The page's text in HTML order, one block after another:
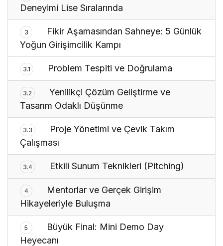
Deneyimi Lise Sıralarında
3
Fikir Aşamasından Sahneye: 5 Günlük
Yoğun Girişimcilik Kampı
3.1 Problem Tespiti ve Doğrulama
3.2
Yenilikçi Çözüm Geliştirme ve
Tasarım Odaklı Düşünme
3.3
Proje Yönetimi ve Çevik Takım
Çalışması
3.4 Etkili Sunum Teknikleri (Pitching)
4
Mentorlar ve Gerçek Girişim
Hikayeleriyle Buluşma
5
Büyük Final: Mini Demo Day
Heyecanı